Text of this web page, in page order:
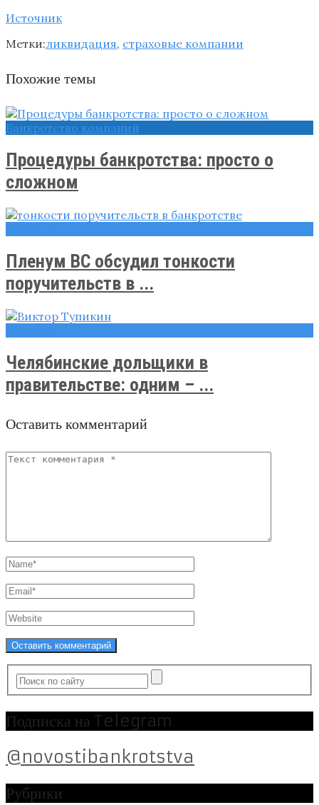
Источник
Метки:ликвидация, страховые компании
Похожие темы
Банкротство компаний
Процедуры банкротства: просто о
сложном
Пленум ВС обсудил тонкости
поручительств в ...
Челябинские дольщики в
правительстве: одним – ...
Оставить комментарий
Подписка на Telegram
@novostibankrotstva
Рубрики